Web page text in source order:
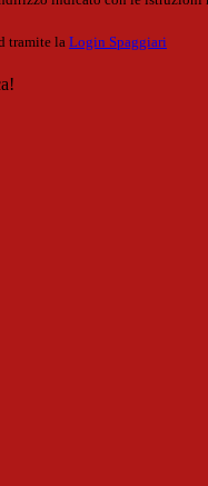
tramite la Login Spaggiari